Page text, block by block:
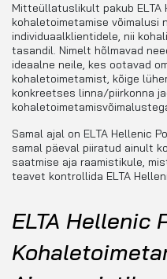
Mitteüllatuslikult pakub ELTA
kohaletoimetamise võimalusi
individuaalklientidele, nii
tasandil. Nimelt hõlmavad
ideaalne neile, kes ootavad
kohaletoimetamist, kõige
konkreetses linna/piirkonna
Samal ajal on ELTA Hellenic
samal päeval piiratud ainult
saatmise aja raamistikule,
teavet kontrollida ELTA
ELTA Hellenic